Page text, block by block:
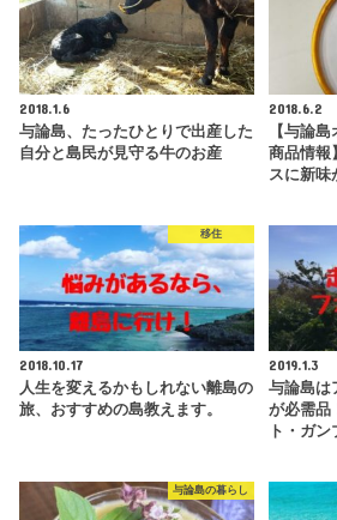
2018.1.6
与論島、たったひとりで出産した
自分と島民が見守る牛のお産
2018.6.2
【与論
商品情報
スに新
移住
2018.10.17
人生を変えるかもしれない離島の
旅、おすすめの島教えます。
2019.1.3
与論島は
が必需品
ト・ガ
与論島の暮らし